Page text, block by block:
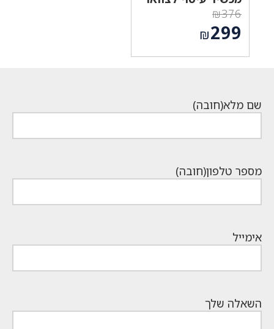
₪376
המחיר
המקורי
היה:
₪299
שם מלא(חובה)
מספר טלפון(חובה)
אימייל
השאלה שלך